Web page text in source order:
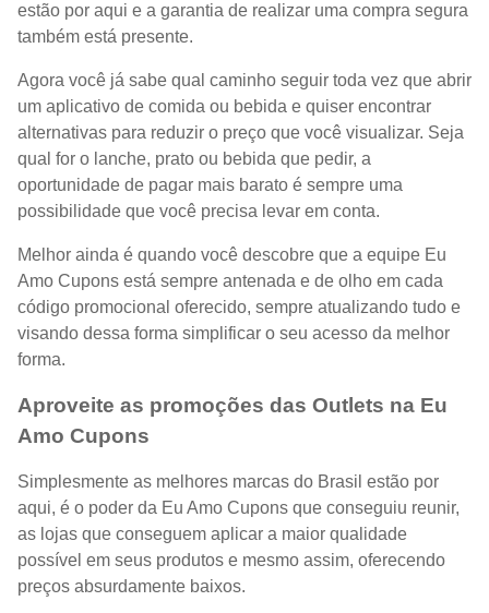
estão por aqui e a garantia de realizar uma compra segura
também está presente.
Agora você já sabe qual caminho seguir toda vez que abrir
um aplicativo de comida ou bebida e quiser encontrar
alternativas para reduzir o preço que você visualizar. Seja
qual for o lanche, prato ou bebida que pedir, a
oportunidade de pagar mais barato é sempre uma
possibilidade que você precisa levar em conta.
Melhor ainda é quando você descobre que a equipe Eu
Amo Cupons está sempre antenada e de olho em cada
código promocional oferecido, sempre atualizando tudo e
visando dessa forma simplificar o seu acesso da melhor
forma.
Aproveite as promoções das Outlets na Eu
Amo Cupons
Simplesmente as melhores marcas do Brasil estão por
aqui, é o poder da Eu Amo Cupons que conseguiu reunir,
as lojas que conseguem aplicar a maior qualidade
possível em seus produtos e mesmo assim, oferecendo
preços absurdamente baixos.